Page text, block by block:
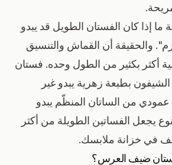
إذا كان الفستان الطويل قد يبدو
والحقيقة أن القماش والتنسيق
أكثر بكثير من الطول وحده. فستان
بطبعة زهرية يبدو غير
من الساتان المنظّم يبدو
يجعل الفساتين الطويلة من أكثر
في خزانة ملابسك.
ضيف العرس؟